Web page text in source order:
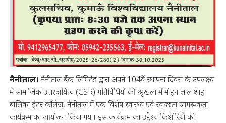
नैनीताल। नैनीताल बैंक लिमिटेड द्वारा अपने 104वें स्थापना दिवस के उपलक्ष्य
में सामाजिक उत्तरदायित्व (CSR) गतिविधियों की श्रृंखला में मोहन लाल शाह
बालिका इंटर कॉलेज, नैनीताल में एक विशेष स्वास्थ्य एवं स्वच्छता जागरूकता
कार्यक्रम का आयोजन किया गया। इस कार्यक्रम का उद्देश्य किशोरियों को